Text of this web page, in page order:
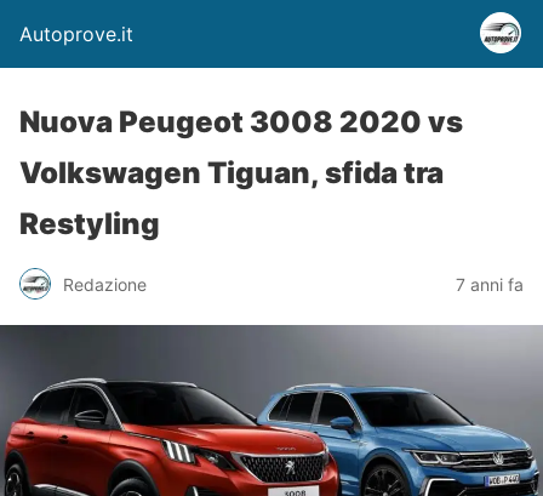
Autoprove.it
Nuova Peugeot 3008 2020 vs
Volkswagen Tiguan, sfida tra
Restyling
Redazione 7 anni fa